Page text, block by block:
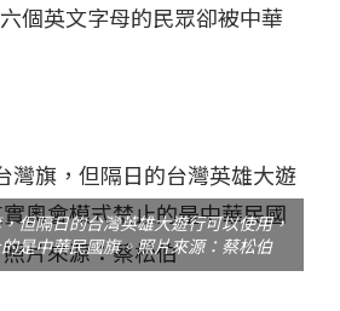
個英文字母的民眾卻被中華
但隔日的台灣英雄大遊行可以使用，
是中華民國旗。照片來源：蔡松伯